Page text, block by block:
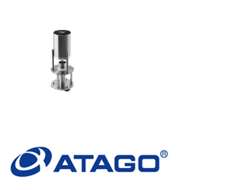
Global Water(GWI)
GREISINGER
HEIDON
IMV
INFICON